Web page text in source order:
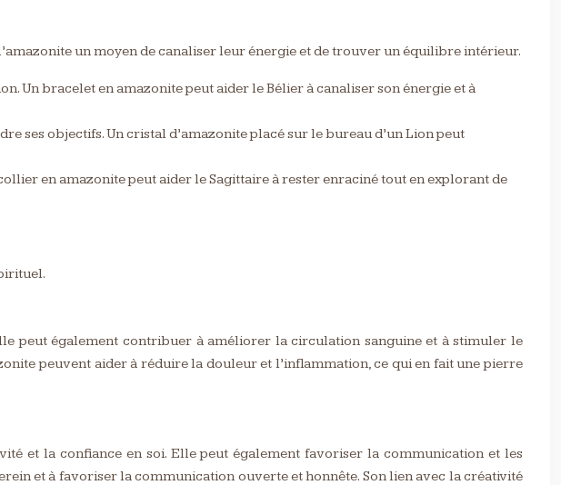
un moyen de canaliser leur énergie et de trouver un équilibre intérieur.
Un bracelet en amazonite peut aider le Bélier à canaliser son énergie et à
ses objectifs. Un cristal d’amazonite placé sur le bureau d’un Lion peut
en amazonite peut aider le Sagittaire à rester enraciné tout en explorant de
peut également contribuer à améliorer la circulation sanguine et à stimuler le
peuvent aider à réduire la douleur et l’inflammation, ce qui en fait une pierre
et la confiance en soi. Elle peut également favoriser la communication et les
et à favoriser la communication ouverte et honnête. Son lien avec la créativité